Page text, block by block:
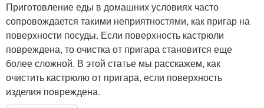
Приготовление еды в домашних условиях часто
сопровождается такими неприятностями, как пригар на
поверхности посуды. Если поверхность кастрюли
повреждена, то очистка от пригара становится еще
более сложной. В этой статье мы расскажем, как
очистить кастрюлю от пригара, если поверхность
изделия повреждена.